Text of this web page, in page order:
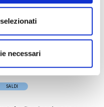
necessari
SALDI